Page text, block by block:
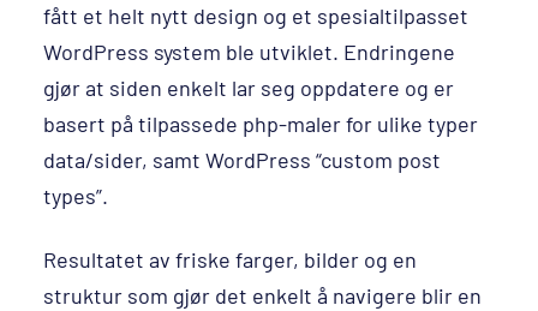
fått et helt nytt design og et spesialtilpasset
WordPress system ble utviklet. Endringene
gjør at siden enkelt lar seg oppdatere og er
basert på tilpassede php-maler for ulike typer
data/sider, samt WordPress “custom post
types”.
Resultatet av friske farger, bilder og en
struktur som gjør det enkelt å navigere blir en